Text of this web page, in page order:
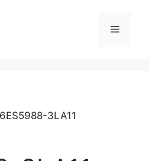
Menu
3LA11